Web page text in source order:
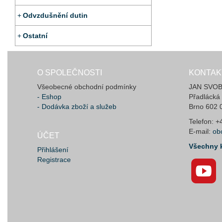
Odvzdušnění dutin
Ostatní
O SPOLEČNOSTI
Všeobecné obchodní podmínky
- Eshop
- Dodávka zboží a služeb
ÚČET
Přihlášení
Registrace
JAN
Přadlácká
Brno 602
Telefon:
E-mail:
Všechny